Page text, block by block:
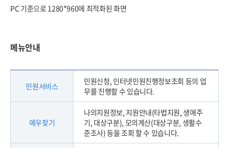
PC 기준으로 1280*960에 최적화된 화면
메뉴안내
민원서비스
민원신청, 인터넷민원진행정보조회 등의 업
무를 진행할 수 있습니다.
예우찾기
나의지원정보, 지원안내(타법지원, 생애주
기, 대상구분), 모의계산(대상구분, 생활수
준조사) 등을 조회 할 수 있습니다.